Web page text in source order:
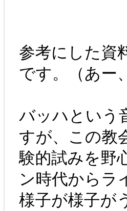
参考にした資
です。（あー
バッハという
すが、この教
験的試みを野
ン時代からラ
様子が様子が